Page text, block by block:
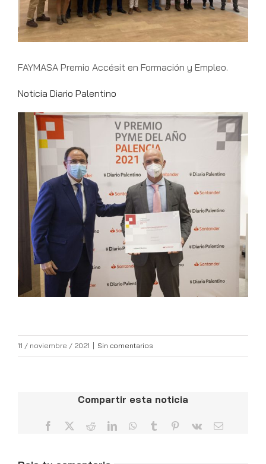
FAYMASA Premio Accésit en Formación y Empleo.
Noticia Diario Palentino
11 / noviembre / 2021 Sin comentarios
Compartir esta noticia
Facebook RedditLinkedInWhatsApp
Tumblr Pinterest
Vk
Correo